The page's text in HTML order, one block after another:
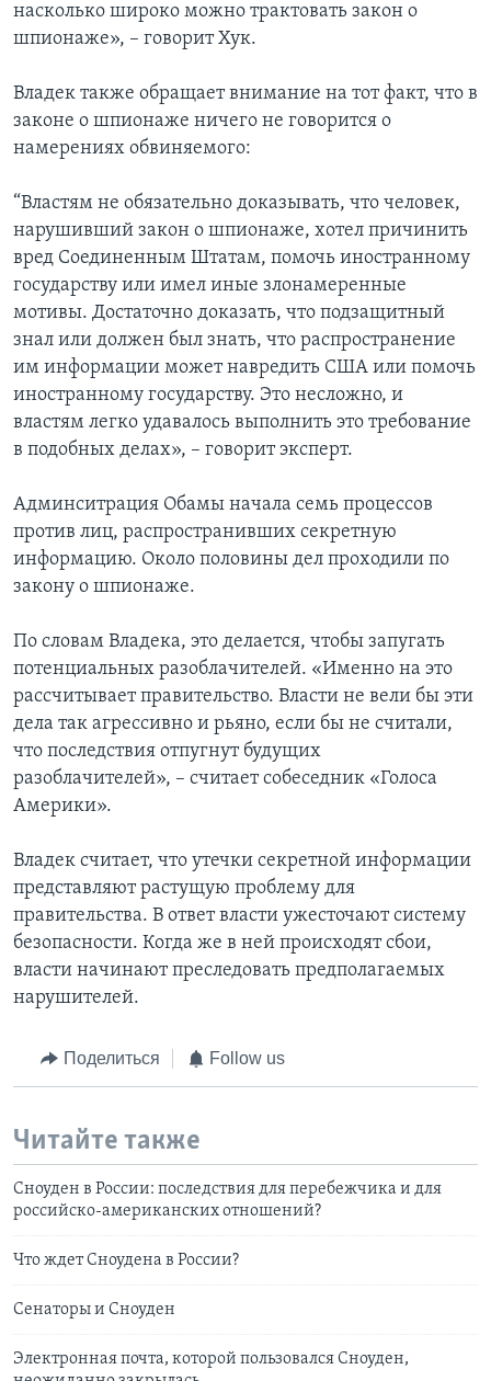
насколько широко можно трактовать закон о
шпионаже», – говорит Хук.
Владек также обращает внимание на тот факт, что в
законе о шпионаже ничего не говорится о
намерениях обвиняемого:
“Властям не обязательно доказывать, что человек,
нарушивший закон о шпионаже, хотел причинить
вред Соединенным Штатам, помочь иностранному
государству или имел иные злонамеренные
мотивы. Достаточно доказать, что подзащитный
знал или должен был знать, что распространение
им информации может навредить США или помочь
иностранному государству. Это несложно, и
властям легко удавалось выполнить это требование
в подобных делах», – говорит эксперт.
Админситрация Обамы начала семь процессов
против лиц, распространивших секретную
информацию. Около половины дел проходили по
закону о шпионаже.
По словам Владека, это делается, чтобы запугать
потенциальных разоблачителей. «Именно на это
рассчитывает правительство. Власти не вели бы эти
дела так агрессивно и рьяно, если бы не считали,
что последствия отпугнут будущих
разоблачителей», – считает собеседник «Голоса
Америки».
Владек считает, что утечки секретной информации
представляют растущую проблему для
правительства. В ответ власти ужесточают систему
безопасности. Когда же в ней происходят сбои,
власти начинают преследовать предполагаемых
нарушителей.
Поделиться Follow us
Читайте также
Сноуден в России: последствия для перебежчика и для
российско-американских отношений?
Что ждет Сноудена в России?
Сенаторы и Сноуден
Электронная почта, которой пользовался Сноуден,